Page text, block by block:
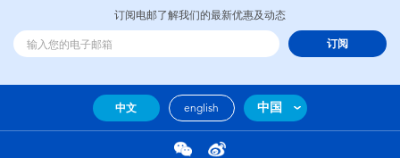
模仿，化妆及造型系列
订阅电邮了解我们的最新优惠及动态
订阅
中文 english 中国